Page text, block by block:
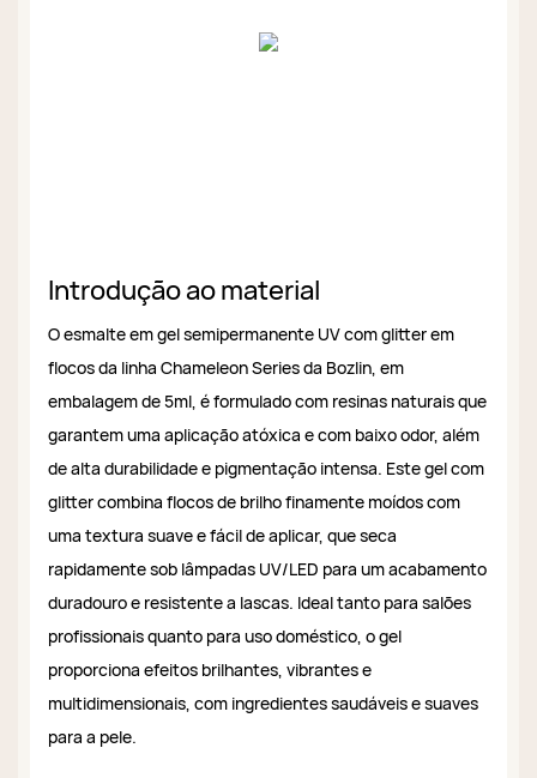
Introdução ao material
O esmalte em gel semipermanente UV com glitter em
flocos da linha Chameleon Series da Bozlin, em
embalagem de 5ml, é formulado com resinas naturais que
garantem uma aplicação atóxica e com baixo odor, além
de alta durabilidade e pigmentação intensa. Este gel com
glitter combina flocos de brilho finamente moídos com
uma textura suave e fácil de aplicar, que seca
rapidamente sob lâmpadas UV/LED para um acabamento
duradouro e resistente a lascas. Ideal tanto para salões
profissionais quanto para uso doméstico, o gel
proporciona efeitos brilhantes, vibrantes e
multidimensionais, com ingredientes saudáveis ​​e suaves
para a pele.